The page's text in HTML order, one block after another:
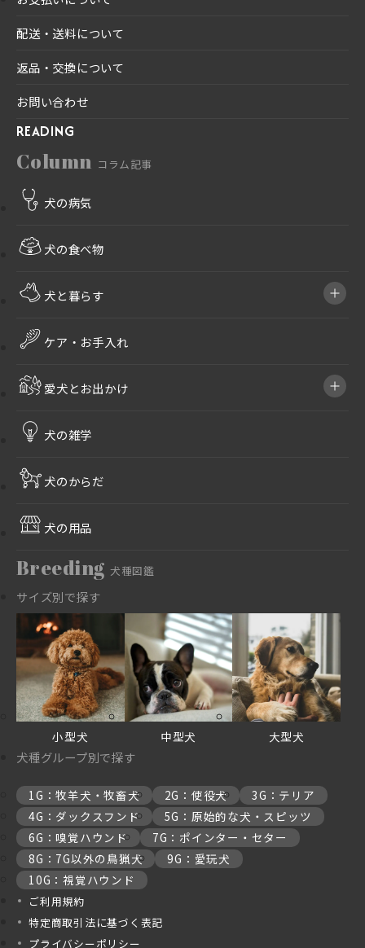
配送・送料について
返品・交換について
お問い合わせ
READING
Column コラム記事
犬の病気
犬の食べ物
犬と暮らす
ケア・お手入れ
愛犬とお出かけ
犬の雑学
犬のからだ
犬の用品
Breeding 犬種図鑑
サイズ別で探す
小型犬 中型犬 大型犬
犬種グループ別で探す
1G：牧羊犬・牧畜犬 2G：使役犬
3G：テリア
4G：ダックスフンド
5G：原始的な犬・スピッツ
6G：嗅覚ハウンド
7G：ポインター・セター
8G：7G以外の鳥猟犬
9G：愛玩犬
10G：視覚ハウンド
ご利用規約
特定商取引法に基づく表記
プライバシーポリシー